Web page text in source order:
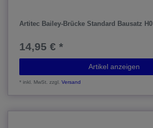
Artitec Bailey-Brücke Standard Bausatz H0
14,95 € *
Artikel anzeigen
*inkl. MwSt. zzgl.Versand